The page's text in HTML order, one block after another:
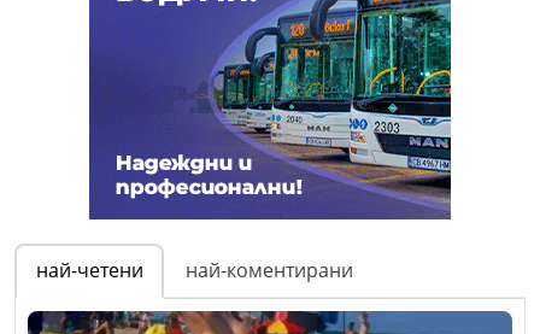
най-четени най-коментирани